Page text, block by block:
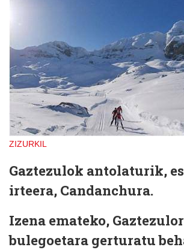
ZIZURKIL
Gaztezulok antolaturik,
irteera, Candanchura.
Izena emateko,
bulegoetara gerturatu